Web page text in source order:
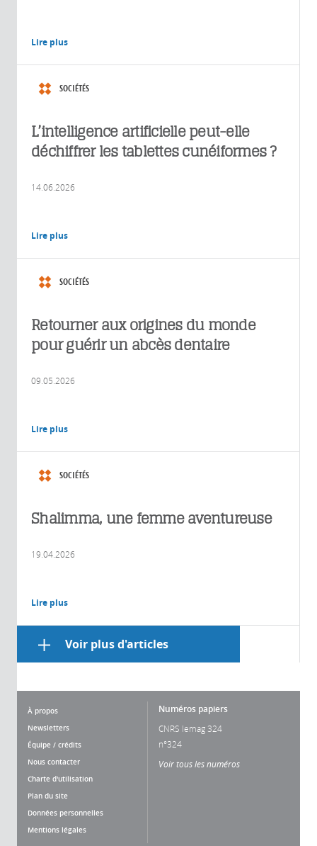
Lire plus
SOCIÉTÉS
L’intelligence artificielle peut-elle
déchiffrer les tablettes cunéiformes ?
14.06.2026
Lire plus
SOCIÉTÉS
Retourner aux origines du monde
pour guérir un abcès dentaire
09.05.2026
Lire plus
SOCIÉTÉS
Shalimma, une femme aventureuse
19.04.2026
Lire plus
Voir plus d'articles
À propos
Newsletters
Équipe / crédits
Nous contacter
Charte d'utilisation
Plan du site
Données personnelles
Mentions légales
Numéros papiers
CNRS lemag 324
n°324
Voir tous les numéros